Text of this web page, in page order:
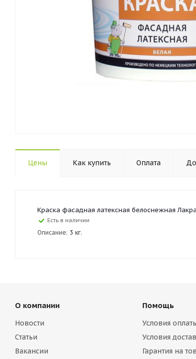
Цены Как купить Оплата
Краска фасадная латексная белоснежная Лакра
Есть в наличии
Описание: 3 кг.
О компании
Новости
Статьи
Вакансии
Помощь
Условия
Условия
Гарантия на